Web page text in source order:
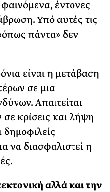
έντονες
Υπό αυτές τις
πάντα» δεν
είναι η μετάβαση
σε μια
Απαιτείται
κρίσεις και λήψη
να διασφαλιστεί η
αλλάκαι την